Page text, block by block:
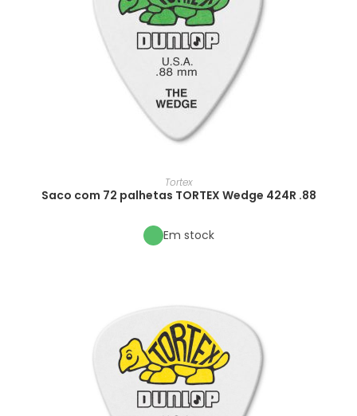
Tortex
Saco com 72 palhetas TORTEX Wedge 424R .88
Em stock